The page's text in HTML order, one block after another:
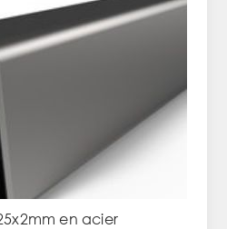
en acier